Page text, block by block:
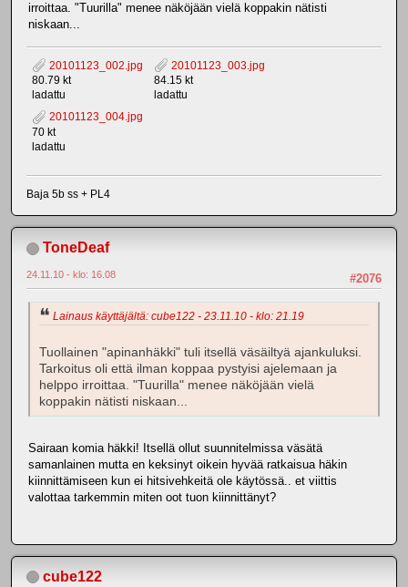
irroittaa. "Tuurilla" menee näköjään vielä koppakin nätisti
niskaan...
20101123_002.jpg
80.79 kt
ladattu
20101123_003.jpg
84.15 kt
ladattu
20101123_004.jpg
70 kt
ladattu
Baja 5b ss + PL4
ToneDeaf
#2076
24.11.10 - klo: 16.08
Lainaus käyttäjältä: cube122 - 23.11.10 - klo: 21.19
Tuollainen "apinanhäkki" tuli itsellä väsäiltyä ajankuluksi.
Tarkoitus oli että ilman koppaa pystyisi ajelemaan ja
helppo irroittaa. "Tuurilla" menee näköjään vielä
koppakin nätisti niskaan...
Sairaan komia häkki! Itsellä ollut suunnitelmissa väsätä
samanlainen mutta en keksinyt oikein hyvää ratkaisua häkin
kiinnittämiseen kun ei hitsivehkeitä ole käytössä.. et viittis
valottaa tarkemmin miten oot tuon kiinnittänyt?
cube122